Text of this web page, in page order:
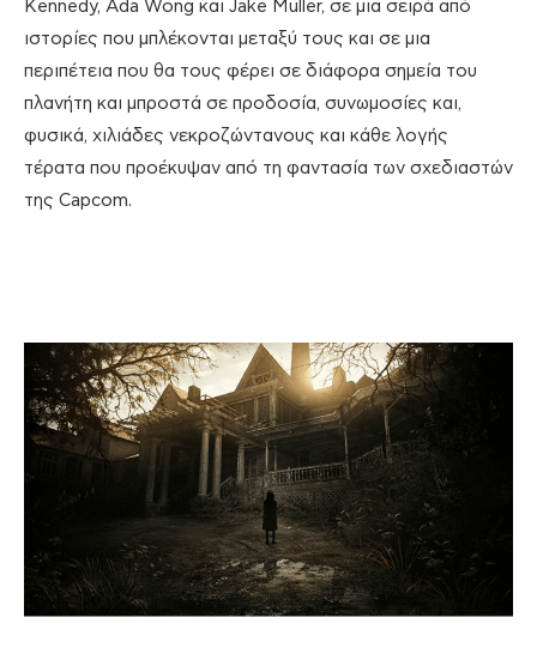
Kennedy, Ada Wong και Jake Muller, σε μια σειρά από
ιστορίες που μπλέκονται μεταξύ τους και σε μια
περιπέτεια που θα τους φέρει σε διάφορα σημεία του
πλανήτη και μπροστά σε προδοσία, συνωμοσίες και,
φυσικά, χιλιάδες νεκροζώντανους και κάθε λογής
τέρατα που προέκυψαν από τη φαντασία των σχεδιαστών
της Capcom.